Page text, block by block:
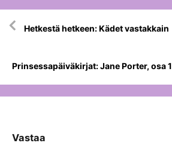
selausHetkestä hetkeen: Kädet vastakkain
Prinsessapäiväkirjat: Jane Porter, osa 1
Vastaa